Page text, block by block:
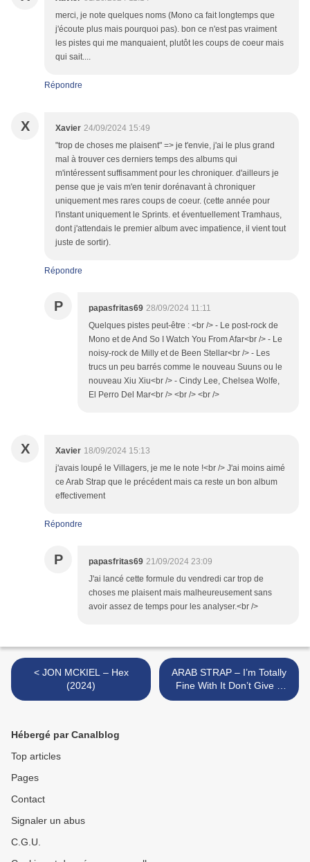
merci, je note quelques noms (Mono ca fait longtemps que
j'écoute plus mais pourquoi pas). bon ce n'est pas vraiment
les pistes qui me manquaient, plutôt les coups de coeur mais
qui sait....
Répondre
X Xavier 24/09/2024 15:49
"trop de choses me plaisent" => je t'envie, j'ai le plus grand
mal à trouver ces derniers temps des albums qui
m'intéressent suffisamment pour les chroniquer. d'ailleurs je
pense que je vais m'en tenir dorénavant à chroniquer
uniquement mes rares coups de coeur. (cette année pour
l'instant uniquement le Sprints. et éventuellement Tramhaus,
dont j'attendais le premier album avec impatience, il vient tout
juste de sortir).
Répondre
P papasfritas69 28/09/2024 11:11
Quelques pistes peut-être : <br /> - Le post-rock de
Mono et de And So I Watch You From Afar<br /> - Le
noisy-rock de Milly et de Been Stellar<br /> - Les
trucs un peu barrés comme le nouveau Suuns ou le
nouveau Xiu Xiu<br /> - Cindy Lee, Chelsea Wolfe,
El Perro Del Mar<br /> <br /> <br />
X Xavier 18/09/2024 15:13
j'avais loupé le Villagers, je me le note !<br /> J'ai moins aimé
ce Arab Strap que le précédent mais ca reste un bon album
effectivement
Répondre
P papasfritas69 21/09/2024 23:09
J'ai lancé cette formule du vendredi car trop de
choses me plaisent mais malheureusement sans
avoir assez de temps pour les analyser.<br />
< JON MCKIEL – Hex
(2024)
ARAB STRAP – I’m Totally
Fine With It Don’t Give A
Fuck Anymore (2024) >
Hébergé par Canalblog
Top articles
Pages
Contact
Signaler un abus
C.G.U.